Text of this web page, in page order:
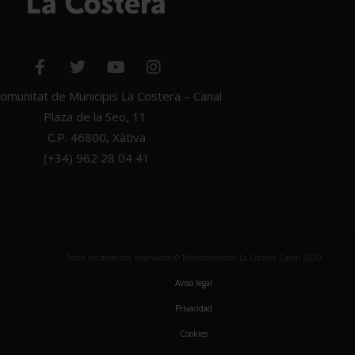
de Municipis La Costera – Canal
Plaza de la Seo, 11
C.P. 46800, Xàtiva
(+34) 962 28 04 41
Aviso legal
Privacidad
Cookies